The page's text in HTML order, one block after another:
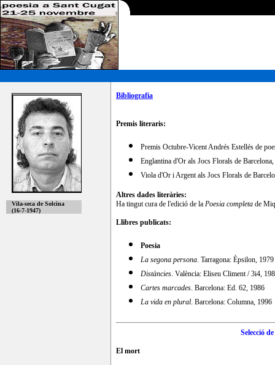
Bibliografia
Premis literaris:
Premis Octubre-Vicent Andrés Estellés de
Englantina d'Or als Jocs Florals de
Viola d'Or i Argent als Jocs Florals de
Altres dades literàries:
Ha tingut cura de l'edició de la Poesia completa de
Llibres publicats:
Poesia
La segona persona. Tarragona: Èpsilon, 1979
Distàncies. València: Eliseu Climent / 3i4,
Cartes marcades. Barcelona: Ed. 62, 1986
La vida en plural. Barcelona: Columna, 1996
Selecció
El mort
Vila-seca de Solcina
(16-7-1947)